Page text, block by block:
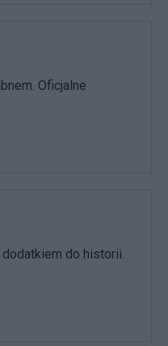
Oficjalne
do historii.